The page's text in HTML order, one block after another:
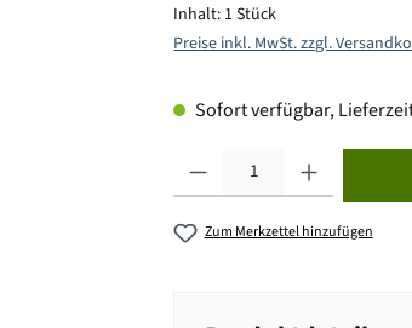
Inhalt: 1 Stück
Preise inkl. MwSt. zzgl.
Sofort verfügbar,
Zum Merkzettel hinzufügen